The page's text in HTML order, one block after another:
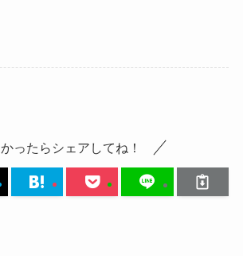
ったらシェアしてね！